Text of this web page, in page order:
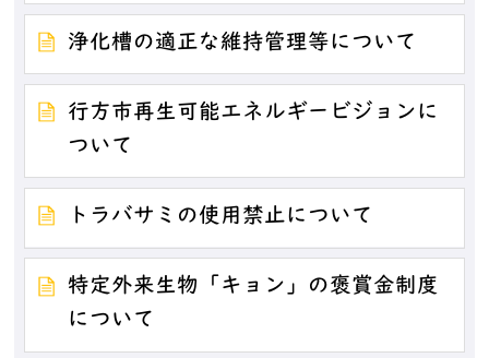
浄化槽の適正な維持管理等について
行方市再生可能エネルギービジョンに
ついて
トラバサミの使用禁止について
特定外来生物「キョン」の褒賞金制度
について